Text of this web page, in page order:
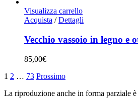
Visualizza carrello
Acquista / Dettagli
Vecchio vassoio in legno e
85,00€
1 2 … 73 Prossimo
La riproduzione anche in forma parziale è